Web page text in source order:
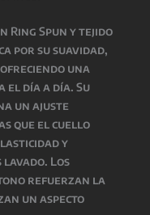
Ring Spun y tejido
por su suavidad,
una
el día a día. Su
un ajuste
que el cuello
y
Los
tono refuerzan la
un aspecto